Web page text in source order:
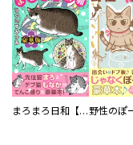
まろまろ日和【豪華版】